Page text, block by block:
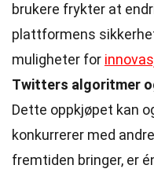
brukere frykter at
plattformens
muligheter for
Twitters algoritmer
Dette oppkjøpet kan
konkurrerer med
fremtiden bringer, er